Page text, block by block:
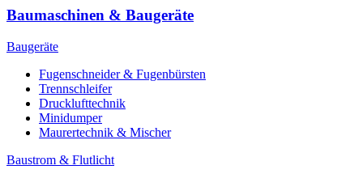
Baumaschinen & Baugeräte
Baugeräte
Fugenschneider & Fugenbürsten
Trennschleifer
Drucklufttechnik
Minidumper
Maurertechnik & Mischer
Baustrom & Flutlicht